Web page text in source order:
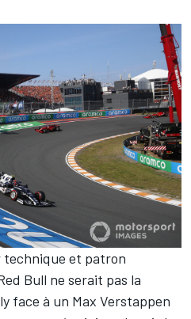
et patron
Bull ne serait pas la
face à un Max Verstappen